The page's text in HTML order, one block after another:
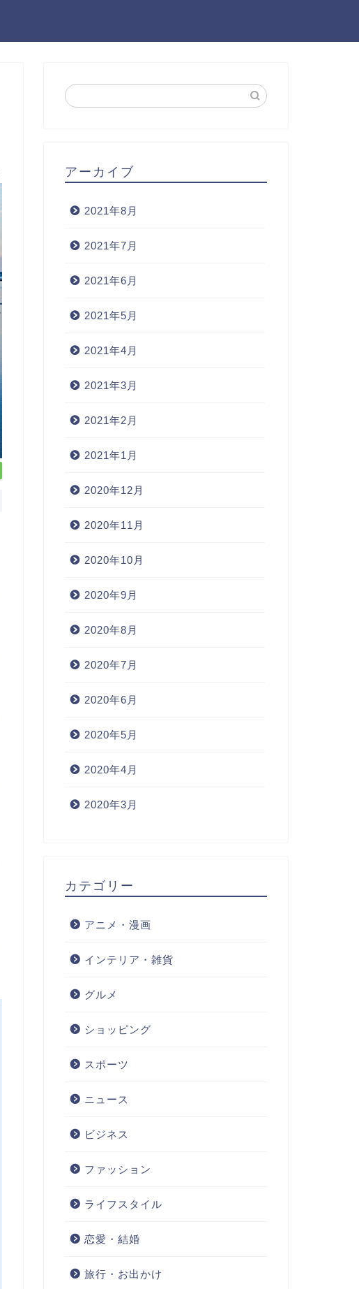
アーカイブ
2021年8月
2021年7月
2021年6月
2021年5月
2021年4月
2021年3月
2021年2月
2021年1月
2020年12月
2020年11月
2020年10月
2020年9月
2020年8月
2020年7月
2020年6月
2020年5月
2020年4月
2020年3月
カテゴリー
アニメ・漫画
インテリア・雑貨
グルメ
ショッピング
スポーツ
ニュース
ビジネス
ファッション
ライフスタイル
恋愛・結婚
旅行・お出かけ